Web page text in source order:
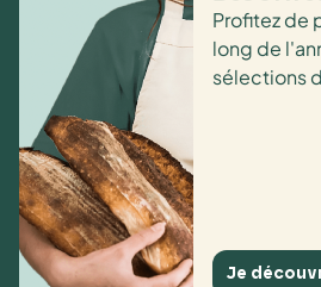
Profitez de
long de
sélections
Je